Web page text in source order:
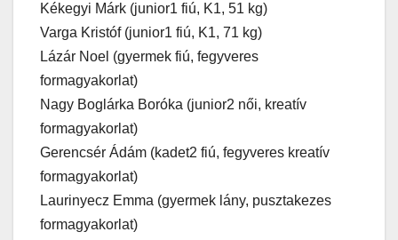
Kékegyi Márk (junior1 fiú, K1, 51 kg)
Varga Kristóf (junior1 fiú, K1, 71 kg)
Lázár Noel (gyermek fiú, fegyveres
formagyakorlat)
Nagy Boglárka Boróka (junior2 női, kreatív
formagyakorlat)
Gerencsér Ádám (kadet2 fiú, fegyveres kreatív
formagyakorlat)
Laurinyecz Emma (gyermek lány, pusztakezes
formagyakorlat)